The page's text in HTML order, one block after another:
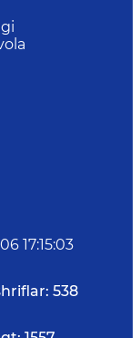
17:15:03
538